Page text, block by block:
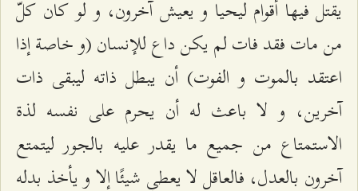
يقتل فيها أقوام ليحيا و يعيش آخرون، و لو كان كلّ
من مات فقد فات لم يكن داع للإنسان (و خاصة إذا
اعتقد بالموت و الفوت) أن يبطل ذاته ليبقى ذات
آخرين، و لا باعث له أن يحرم على نفسه لذة
الاستمتاع من جميع ما يقدر عليه بالجور ليتمتع
آخرون بالعدل، فالعاقل لا يعطي شيئًا إلا و يأخذ بدله